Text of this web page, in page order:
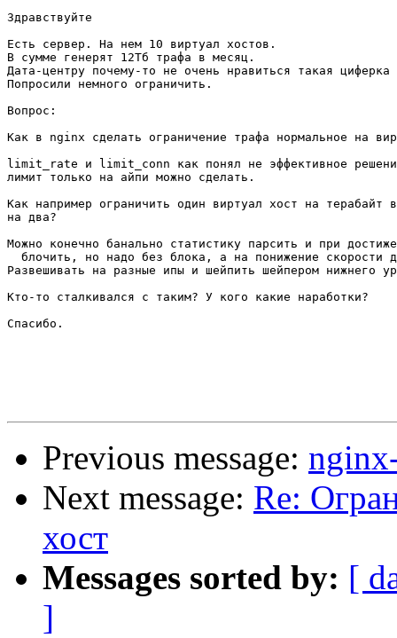
Здравствуйте
Есть сервер. На нем 10 виртуал хостов.
В сумме генерят 12Тб трафа в месяц.
Дата-центру почему-то не очень нравиться такая
Попросили немного ограничить.
Вопрос:
Как в nginx сделать ограничение трафа нормальное на
limit_rate и limit_conn как понял не эффективное
лимит только на айпи можно сделать.
Как например ограничить один виртуал хост на
на два?
Можно конечно банально статистику парсить и при
блочить, но надо без блока, а на понижение скорости
Развешивать на разные ипы и шейпить шейпером нижнего
Кто-то сталкивался с таким? У кого какие наработки?
Спасибо.
Previous message:
Next message: Re:
хост
Messages sorted by: [
]